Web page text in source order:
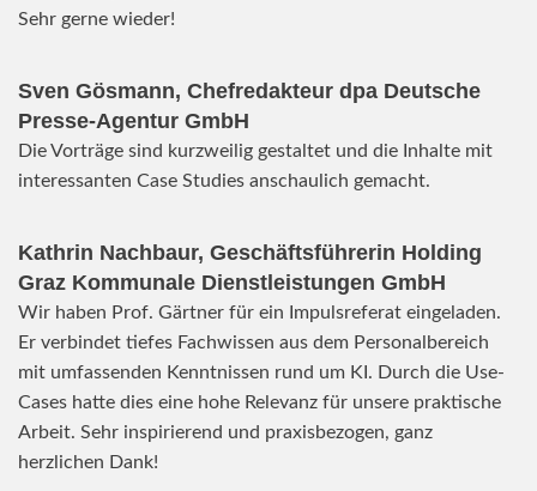
Sehr gerne wieder!
Sven Gösmann, Chefredakteur dpa Deutsche
Presse-Agentur GmbH
Die Vorträge sind kurzweilig gestaltet und die Inhalte mit
interessanten Case Studies anschaulich gemacht.
Kathrin Nachbaur, Geschäftsführerin Holding
Graz Kommunale Dienstleistungen GmbH
Wir haben Prof. Gärtner für ein Impulsreferat eingeladen.
Er verbindet tiefes Fachwissen aus dem Personalbereich
mit umfassenden Kenntnissen rund um KI. Durch die Use-
Cases hatte dies eine hohe Relevanz für unsere praktische
Arbeit. Sehr inspirierend und praxisbezogen, ganz
herzlichen Dank!